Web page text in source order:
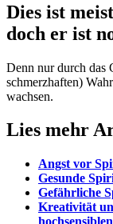
Dies ist
doch er ist
Denn nur durch das
schmerzhaften)
wachsen.
Lies mehr
Angst vor
Gesunde
Gefährliche
Kreativität